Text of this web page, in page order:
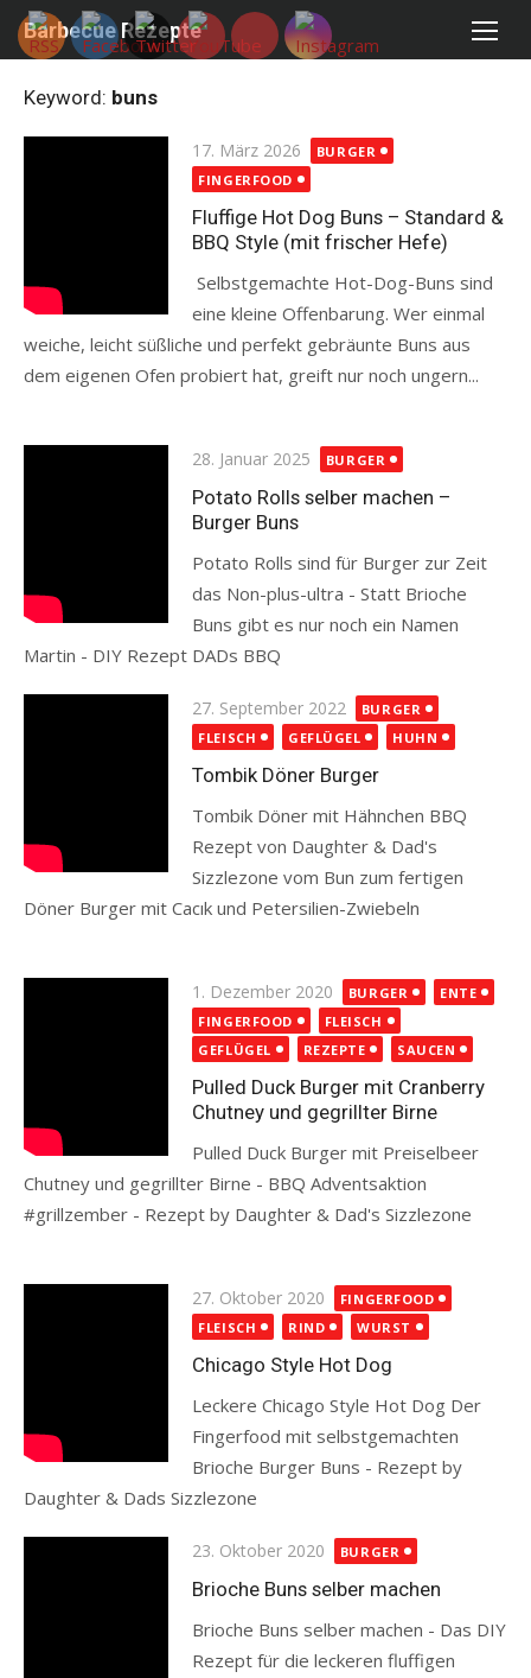
Skip
Barbecue Rezepte
Keyword: buns
Posted
on
17. März 2026
BURGER
FINGERFOOD
Fluffige Hot Dog Buns – Standard &
BBQ Style (mit frischer Hefe)
Selbstgemachte Hot-Dog-Buns sind
eine kleine Offenbarung. Wer einmal
weiche, leicht süßliche und perfekt gebräunte Buns aus
dem eigenen Ofen probiert hat, greift nur noch ungern...
Posted
on
28. Januar 2025 BURGER
Potato Rolls selber machen –
Burger Buns
Potato Rolls sind für Burger zur Zeit
das Non-plus-ultra - Statt Brioche
Buns gibt es nur noch ein Namen
Martin - DIY Rezept DADs BBQ
Posted
on
27. September 2022
BURGER
FLEISCH
GEFLÜGEL HUHN
Tombik Döner Burger
Tombik Döner mit Hähnchen BBQ
Rezept von Daughter & Dad's
Sizzlezone vom Bun zum fertigen
Döner Burger mit Cacık und Petersilien-Zwiebeln
Posted
on
1. Dezember 2020 BURGER
ENTE
FINGERFOOD
FLEISCH
GEFLÜGEL
REZEPTE SAUCEN
Pulled Duck Burger mit Cranberry
Chutney und gegrillter Birne
Pulled Duck Burger mit Preiselbeer
Chutney und gegrillter Birne - BBQ Adventsaktion
#grillzember - Rezept by Daughter & Dad's Sizzlezone
Posted
on
27. Oktober 2020
FINGERFOOD
FLEISCH
RIND WURST
Chicago Style Hot Dog
Leckere Chicago Style Hot Dog Der
Fingerfood mit selbstgemachten
Brioche Burger Buns - Rezept by
Daughter & Dads Sizzlezone
Posted
on
23. Oktober 2020 BURGER
Brioche Buns selber machen
Brioche Buns selber machen - Das DIY
Rezept für die leckeren fluffigen